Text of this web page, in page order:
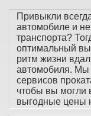
Привыкли
автомобиле и
транспорта?
оптимальный
ритм жизни
автомобиля. Мы
сервисов
чтобы вы могли
выгодные цены